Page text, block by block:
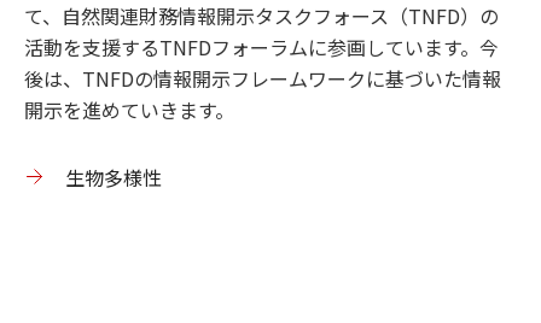
て、自然関連財務情報開示タスクフォース（TNFD）の
活動を支援するTNFDフォーラムに参画しています。今
後は、TNFDの情報開示フレームワークに基づいた情報
開示を進めていきます。
生物多様性